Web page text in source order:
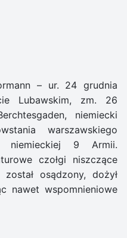
– ur. 24 grudnia
Lubawskim, zm. 26
niemiecki
warszawskiego
niemieckiej 9 Armii.
czołgi niszczące
osądzony, dożył
nawet wspomnieniowe